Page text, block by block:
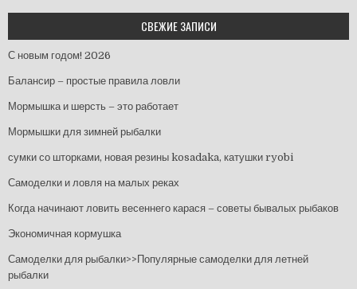
СВЕЖИЕ ЗАПИСИ
С новым годом! 2026
Балансир – простые правила ловли
Мормышка и шерсть – это работает
Мормышки для зимней рыбалки
сумки со шторками, новая резины kosadaka, катушки ryobi
Самоделки и ловля на малых реках
Когда начинают ловить весеннего карася – советы бывалых рыбаков
Экономичная кормушка
Самоделки для рыбалки>>Популярные самоделки для летней
рыбалки